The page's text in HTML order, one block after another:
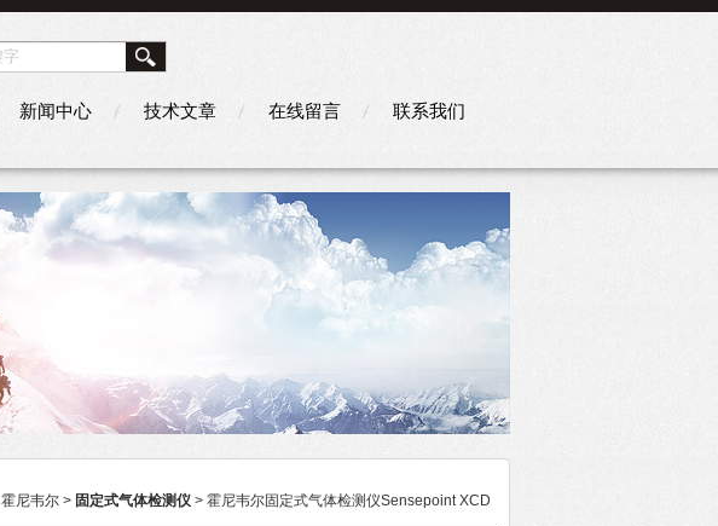
新闻中心 技术文章 在线留言 联系我们
霍尼韦尔 > 固定式气体检测仪 > 霍尼韦尔固定式气体检测仪Sensepoint XCD